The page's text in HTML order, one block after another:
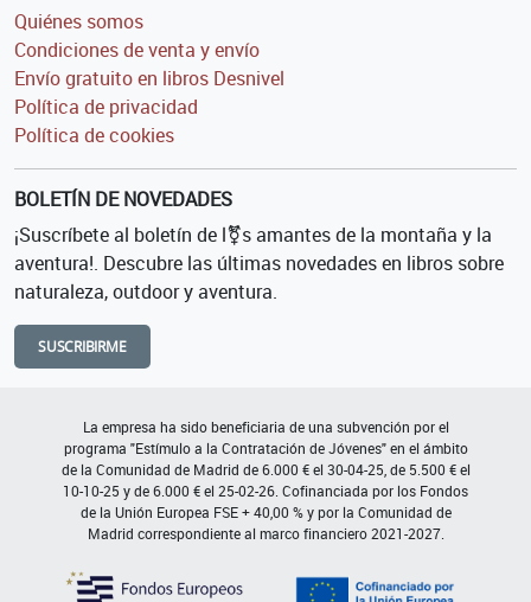
Quiénes somos
Condiciones de venta y envío
Envío gratuito en libros Desnivel
Política de privacidad
Política de cookies
BOLETÍN DE NOVEDADES
¡Suscríbete al boletín de l⚧s amantes de la montaña y la
aventura!. Descubre las últimas novedades en libros sobre
naturaleza, outdoor y aventura.
SUSCRIBIRME
La empresa ha sido beneficiaria de una subvención por el
programa "Estímulo a la Contratación de Jóvenes" en el ámbito
de la Comunidad de Madrid de 6.000 € el 30-04-25, de 5.500 € el
10-10-25 y de 6.000 € el 25-02-26. Cofinanciada por los Fondos
de la Unión Europea FSE + 40,00 % y por la Comunidad de
Madrid correspondiente al marco financiero 2021-2027.